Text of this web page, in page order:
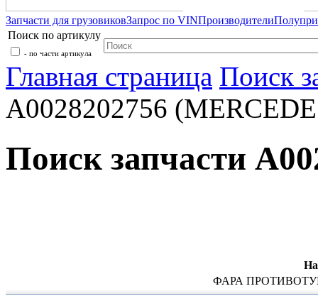
Запчасти для грузовиковЗапрос по VINПроизводители
Поиск по артикулу
- по части артикула
Главная страница Поиск
A0028202756
Поиск запчасти
ФАРА